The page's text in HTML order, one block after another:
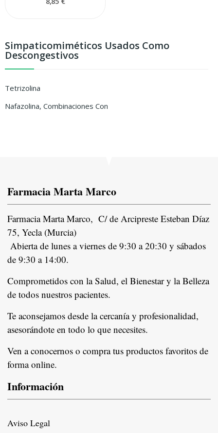
Simpaticomiméticos Usados Como
Descongestivos
Tetrizolina
Nafazolina, Combinaciones Con
Farmacia Marta Marco
Farmacia Marta Marco, C/ de Arcipreste Esteban Díaz
75, Yecla (Murcia)
Abierta de lunes a viernes de 9:30 a 20:30 y sábados
de 9:30 a 14:00.
Comprometidos con la Salud, el Bienestar y la Belleza
de todos nuestros pacientes.
Te aconsejamos desde la cercanía y profesionalidad,
asesorándote en todo lo que necesites.
Ven a conocernos o compra tus productos favoritos de
forma online.
Información
Aviso Legal